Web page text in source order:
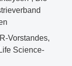
Vorstandes,
Science-